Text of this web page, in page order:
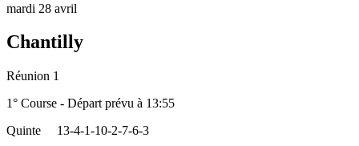
mardi 28 avril
Chantilly
Réunion 1
1° Course - Départ prévu à 13:55
Quinte
13-4-1-10-2-7-6-3